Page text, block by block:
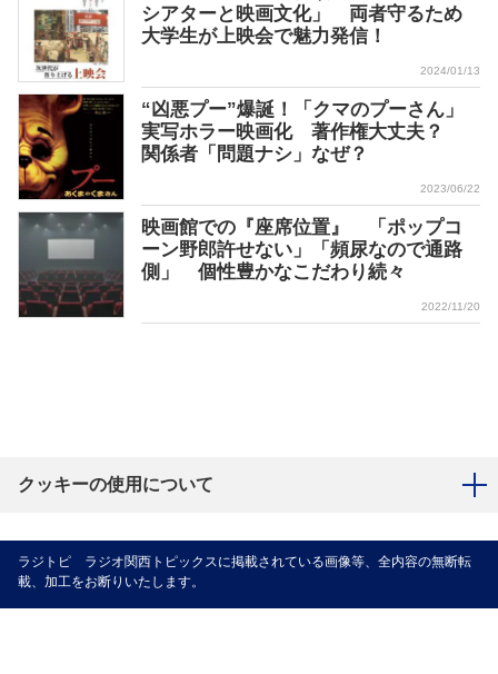
シアターと映画文化」 両者守るため
大学生が上映会で魅力発信！
2024/01/13
“凶悪プー”爆誕！「クマのプーさん」
実写ホラー映画化 著作権大丈夫？
関係者「問題ナシ」なぜ？
2023/06/22
映画館での『座席位置』 「ポップコ
ーン野郎許せない」「頻尿なので通路
側」 個性豊かなこだわり続々
2022/11/20
クッキーの使用について
ラジトピ ラジオ関西トピックスに掲載されている画像等、全内容の無断転
載、加工をお断りいたします。